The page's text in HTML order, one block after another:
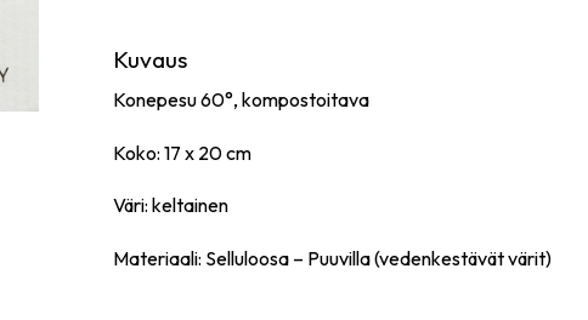
Kuvaus
Konepesu 60°, kompostoitava
Koko: 17 x 20 cm
Väri: keltainen
Materiaali: Selluloosa – Puuvilla (vedenkestävät värit)